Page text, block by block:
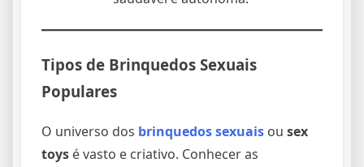
Tipos de Brinquedos Sexuais
Populares
O universo dos brinquedos sexuais ou sex
toys é vasto e criativo. Conhecer as